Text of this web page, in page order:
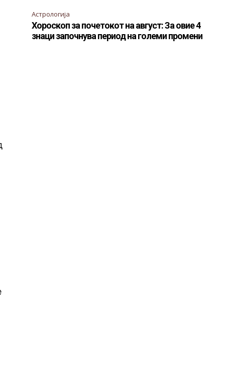
Астрологија
Хороскоп за почетокот на август: За овие 4
знаци започнува период на големи промени